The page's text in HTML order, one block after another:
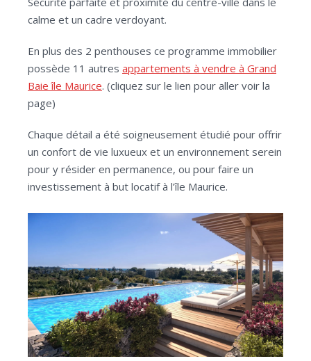
calme et un cadre verdoyant.
En plus des 2 penthouses ce programme immobilier
possède 11 autres appartements à vendre à Grand
Baie île Maurice. (cliquez sur le lien pour aller voir la
page)
Chaque détail a été soigneusement étudié pour offrir
un confort de vie luxueux et un environnement serein
pour y résider en permanence, ou pour faire un
investissement à but locatif à l’île Maurice.